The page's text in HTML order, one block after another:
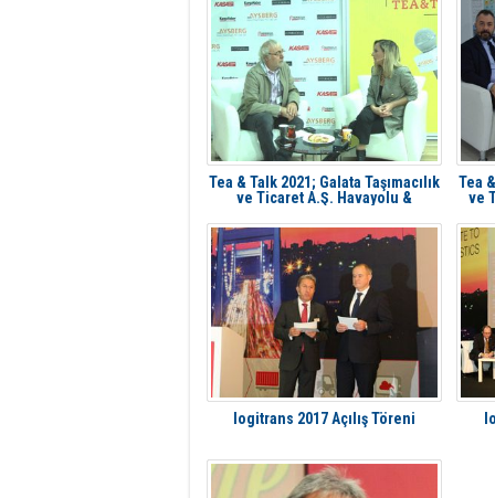
Tea & Talk 2021; Galata Taşımacılık
ve Ticaret A.Ş. Havayolu &
Tea
ve
logitrans 2017 Açılış Töreni